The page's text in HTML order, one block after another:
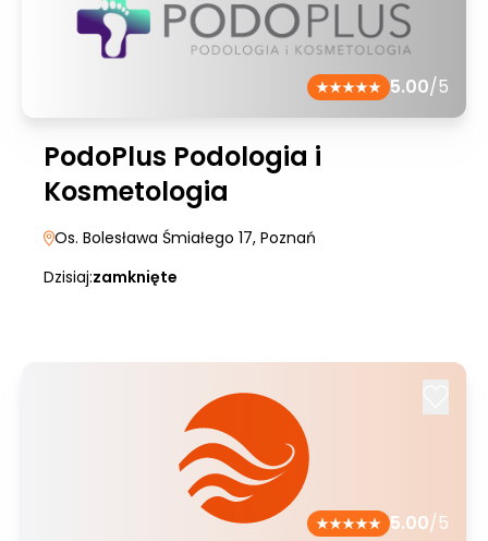
5.00/5
PodoPlus Podologia i
Kosmetologia
Os. Bolesława Śmiałego 17, Poznań
Dzisiaj:zamknięte
5.00/5